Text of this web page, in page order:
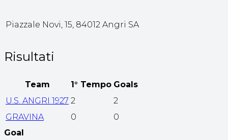
Piazzale Novi, 15, 84012 Angri SA
Risultati
Team 1° Tempo Goals
U.S. ANGRI 1927 2
2
GRAVINA
0
0
Goal